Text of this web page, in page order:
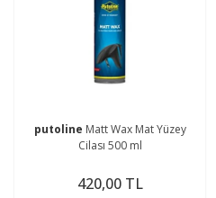
putoline Matt Wax Mat Yüzey
Cilası 500 ml
420,00 TL